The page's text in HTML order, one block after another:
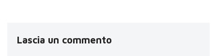
Lascia un commento